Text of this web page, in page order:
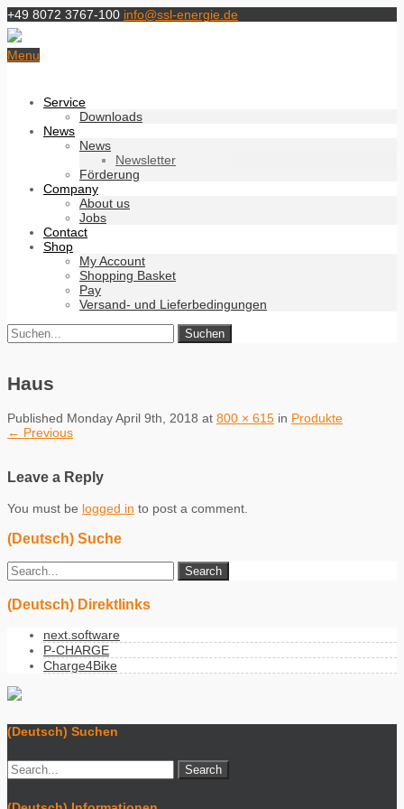
+49 8072 3767-100 info@ssl-energie.de
Menu
Service
Downloads
News
News
Newsletter
Förderung
Company
About us
Jobs
Contact
Shop
My Account
Shopping Basket
Pay
Versand- und Lieferbedingungen
Haus
Published Monday April 9th, 2018 at 800 × 615 in Produkte
← Previous
Leave a Reply
You must be logged in to post a comment.
(Deutsch) Suche
(Deutsch) Direktlinks
next.software
P-CHARGE
Charge4Bike
(Deutsch) Suchen